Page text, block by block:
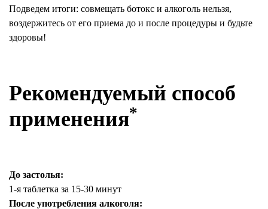
Подведем итоги: совмещать ботокс и алкоголь нельзя,
воздержитесь от его приема до и после процедуры и будьте
здоровы!
Рекомендуемый способ
применения*
До застолья:
1-я таблетка за 15-30 минут
После употребления алкоголя: